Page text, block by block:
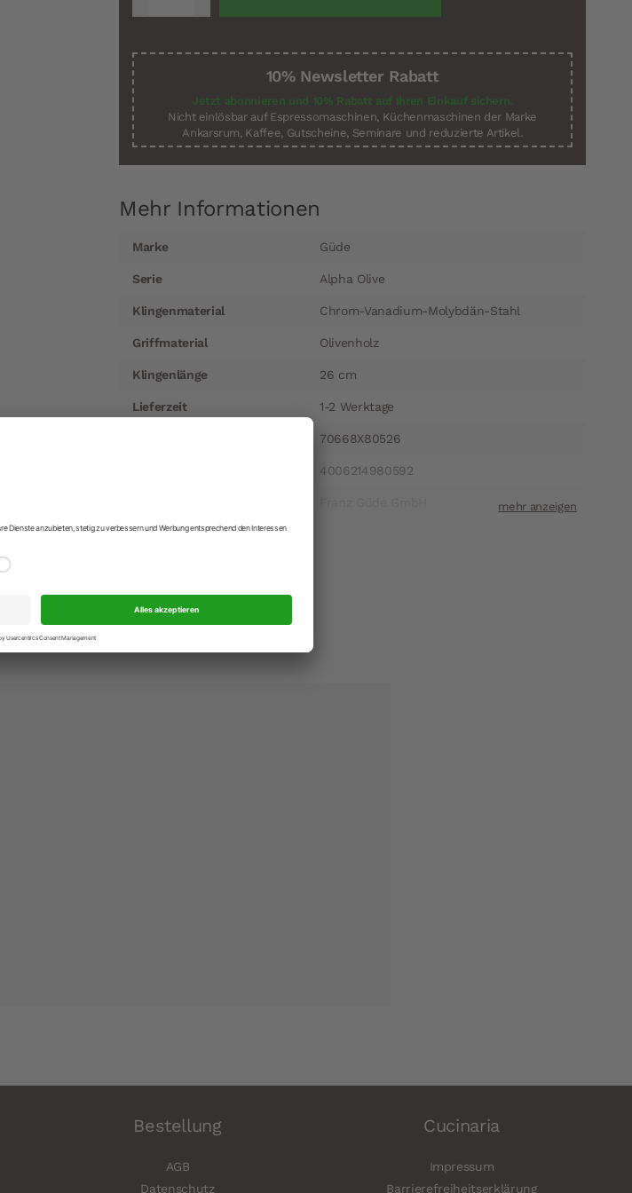
10% Newsletter Rabatt
Jetzt abonnieren und 10% Rabatt auf Ihren Einkauf sichern.
Nicht einlösbar auf Espressomaschinen, Küchenmaschinen der Marke
Ankarsrum, Kaffee, Gutscheine, Seminare und reduzierte Artikel.
Mehr Informationen
Informationen
Marke Güde
Serie Alpha Olive
Klingenmaterial Chrom-Vanadium-Molybdän-Stahl
Griffmaterial Olivenholz
Klingenlänge 26 cm
Lieferzeit 1-2 Werktage
70668X80526
4006214980592
Hersteller-Anschrift
Bestellung
AGB
Datenschutz
Cucinaria
Impressum
Barrierefreiheitserklärung